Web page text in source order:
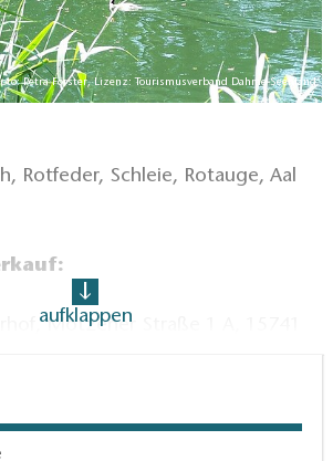
Petra Förster, Lizenz: Tourismusverband Dahme-Seenland
e.V.
Rotfeder, Schleie, Rotauge, Aal
Motzener Straße 1 A, 15741
Tel. 033763-61258
aufklappen